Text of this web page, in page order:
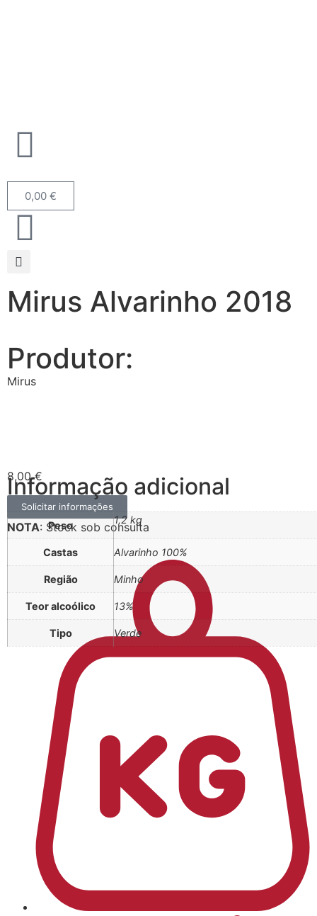
0,00 €
Mirus Alvarinho 2018
Produtor:
Mirus
8,00€
Solicitar informações
NOTA: Stock sob consulta
Informação adicional
Peso 1,2 kg
Castas Alvarinho 100%
Região Minho
Teor alcoólico 13%
Tipo Verde